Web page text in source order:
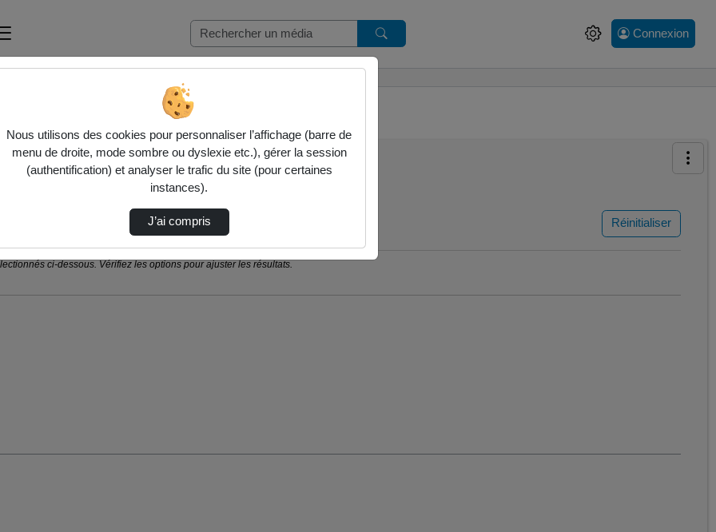
Connexion
Réinitialiser
ci-dessous. Vérifiez les options pour ajuster les résultats.
Nous utilisons des cookies pour personnaliser l’affichage (barre de
menu de droite, mode sombre ou dyslexie etc.), gérer la session
(authentification) et analyser le trafic du site (pour certaines
instances).
J’ai compris